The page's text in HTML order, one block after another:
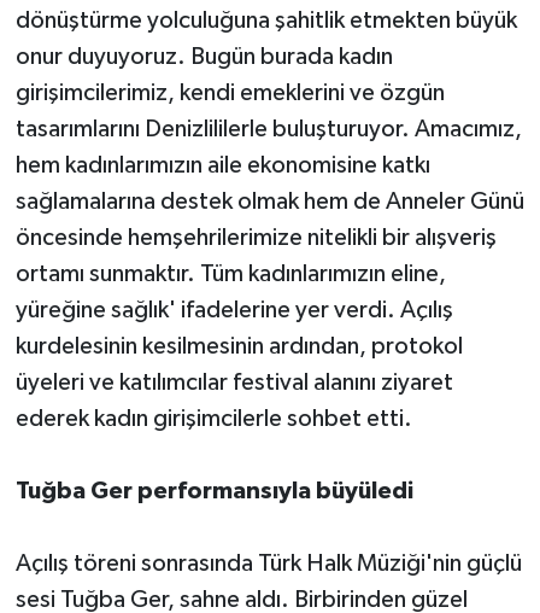
dönüştürme yolculuğuna şahitlik etmekten büyük
onur duyuyoruz. Bugün burada kadın
girişimcilerimiz, kendi emeklerini ve özgün
tasarımlarını Denizlililerle buluşturuyor. Amacımız,
hem kadınlarımızın aile ekonomisine katkı
sağlamalarına destek olmak hem de Anneler Günü
öncesinde hemşehrilerimize nitelikli bir alışveriş
ortamı sunmaktır. Tüm kadınlarımızın eline,
yüreğine sağlık' ifadelerine yer verdi. Açılış
kurdelesinin kesilmesinin ardından, protokol
üyeleri ve katılımcılar festival alanını ziyaret
ederek kadın girişimcilerle sohbet etti.
Tuğba Ger performansıyla büyüledi
Açılış töreni sonrasında Türk Halk Müziği'nin güçlü
sesi Tuğba Ger, sahne aldı. Birbirinden güzel